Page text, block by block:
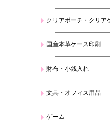
クリアポーチ・クリア
国産本革ケース印刷
財布・小銭入れ
文具・オフィス用品
ゲーム